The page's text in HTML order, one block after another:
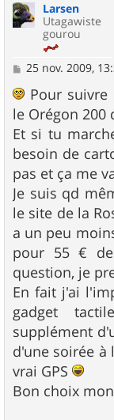
Larsen
Utagawiste
gourou
M
s
a
g
e
25 nov. 2009,
Pour
le Orégon 200
Et si tu
besoin de
pas et ça me
Je suis qd
le site de la
a un peu
pour 55 €
question, je
En fait j'ai
gadget
supplément
d'une soirée à
vrai GPS
Bon choix